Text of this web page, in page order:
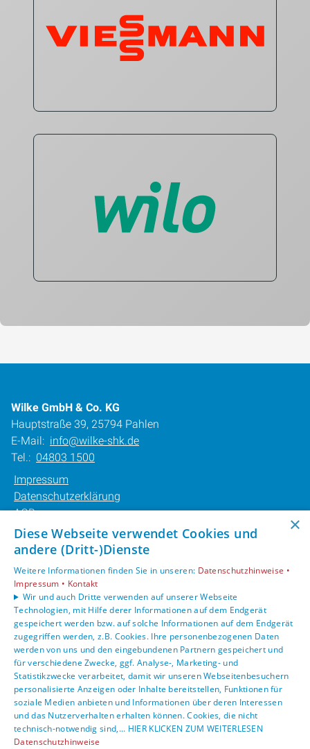
Wilke GmbH & Co. KG
Hauptstraße 39, 25794 Pahlen
E-Mail: info@wilke-shk.de
Tel.: 04803 1500
Impressum
Datenschutzerklärung
AGB
Barrierefreiheitserklärung
Privatkunden
Karriere
Unternehmen
Kontakt
×
Diese Webseite verwendet Cookies und
andere (Dritt-)Dienste
Weitere Informationen finden Sie in unseren: Datenschutzhinweise •
Impressum • Kontakt
Wir und auch Dritte verwenden auf unserer Webseite
Technologien, mit Hilfe derer Informationen auf dem Endgerät
gespeichert werden bzw. auf solche Informationen auf dem Endgerät
zugegriffen werden, z.B. Cookies. Ihre personenbezogenen Daten
werden von uns und den eingebundenen Partnern gespeichert und
für verschiedene Zwecke, ggf. Analyse-, Marketing- und
Statistikzwecke verarbeitet, damit wir unseren Webseitenbesuchern
personalisierte Anzeigen oder Inhalte bereitstellen, Funktionen für
soziale Medien anbieten und Informationen über deren Interessen
und das Nutzerverhalten erhalten können. Cookies, die nicht
technisch-notwendig sind,... HIER KLICKEN ZUM WEITERLESEN
Datenschutzhinweise